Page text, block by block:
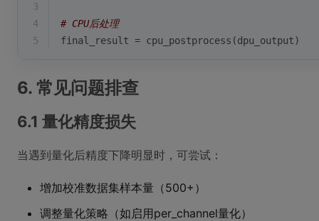
3
4
# CPU后处理
5
final_result = cpu_postprocess(dpu_output)
6. 常见问题排查
6.1 量化精度损失
当遇到量化后精度下降明显时，可尝试：
增加校准数据集样本量（500+）
调整量化策略（如启用per_channel量化）